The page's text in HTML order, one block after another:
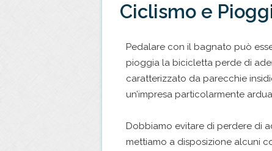
Ciclismo e
Pedalare con il bagnato può
pioggia la bicicletta perde di
caratterizzato da parecchie
un’impresa particolarmente
Dobbiamo evitare di perdere di
mettiamo a disposizione alcuni